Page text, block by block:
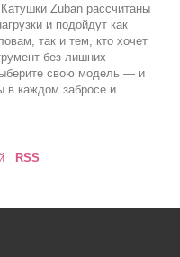
Zuban рассчитаны
и подойдут как
так и тем, кто хочет
без лишних
свою модель — и
в каждом забросе и
RSS